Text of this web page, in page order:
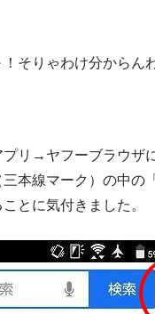
そりゃわけ分からん
プリ→ヤフーブラウザ
本線マーク）の中の
とに気付きました。